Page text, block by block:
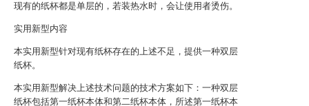
现有的纸杯都是单层的，若装热水时，会让使用者烫伤。
实用新型内容
本实用新型针对现有纸杯存在的上述不足，提供一种双层
纸杯。
本实用新型解决上述技术问题的技术方案如下：一种双层
纸杯包括第一纸杯本体和第二纸杯本体，所述第一纸杯本